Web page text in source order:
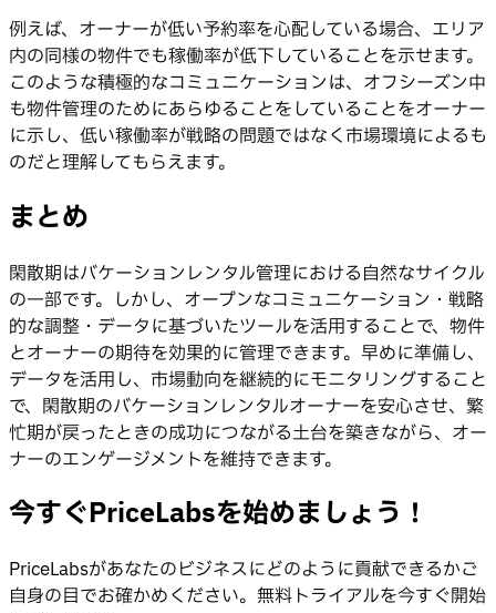
例えば、オーナーが低い予約率を心配している場合、エリア
内の同様の物件でも稼働率が低下していることを示せます。
このような積極的なコミュニケーションは、オフシーズン中
も物件管理のためにあらゆることをしていることをオーナー
に示し、低い稼働率が戦略の問題ではなく市場環境によるも
のだと理解してもらえます。
まとめ
閑散期はバケーションレンタル管理における自然なサイクル
の一部です。しかし、オープンなコミュニケーション・戦略
的な調整・データに基づいたツールを活用することで、物件
とオーナーの期待を効果的に管理できます。早めに準備し、
データを活用し、市場動向を継続的にモニタリングすること
で、閑散期のバケーションレンタルオーナーを安心させ、繁
忙期が戻ったときの成功につながる土台を築きながら、オー
ナーのエンゲージメントを維持できます。
今すぐPriceLabsを始めましょう！
PriceLabsがあなたのビジネスにどのように貢献できるかご
自身の目でお確かめください。無料トライアルを今すぐ開始